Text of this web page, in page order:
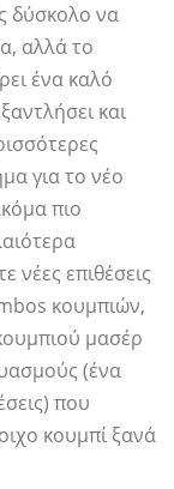
δύσκολο να
αλλά το
ένα καλό
και
για το νέο
πιο
νέες επιθέσεις
κουμπιών,
μασέρ
(ένα
που
κουμπί ξανά